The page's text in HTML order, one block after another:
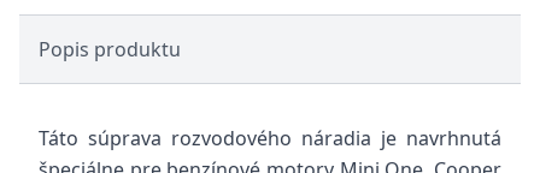
Popis produktu
Táto súprava rozvodového náradia je navrhnutá